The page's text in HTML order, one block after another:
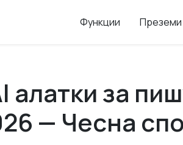
Функции Преземи
алатки за
— Чесна